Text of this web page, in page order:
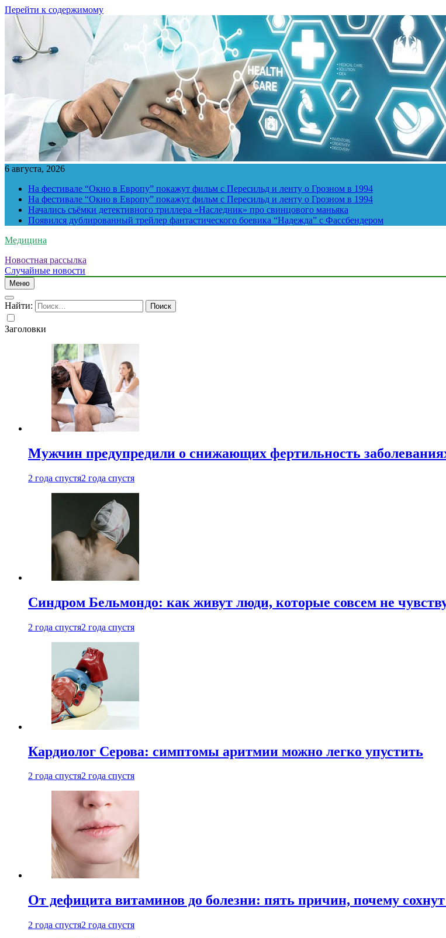
Перейти к содержимому
6 августа, 2026
На фестивале “Окно в Европу” покажут фильм с Пересильд и ленту о Грозном в 1994
На фестивале “Окно в Европу” покажут фильм с Пересильд и ленту о Грозном в 1994
Начались съёмки детективного триллера «Наследник» про свинцового маньяка
Появился дублированный трейлер фантастического боевика “Надежда” с Фассбендером
Медицина
Новостная рассылка
Случайные новости
Меню
Найти:
Заголовки
Мужчин предупредили о снижающих фертильность
2 года спустя2 года спустя
Синдром Бельмондо: как живут люди, которые совсем не
2 года спустя2 года спустя
Кардиолог Серова: симптомы аритмии можно легко упустить
2 года спустя2 года спустя
От дефицита витаминов до болезни: пять причин, почему
2 года спустя2 года спустя